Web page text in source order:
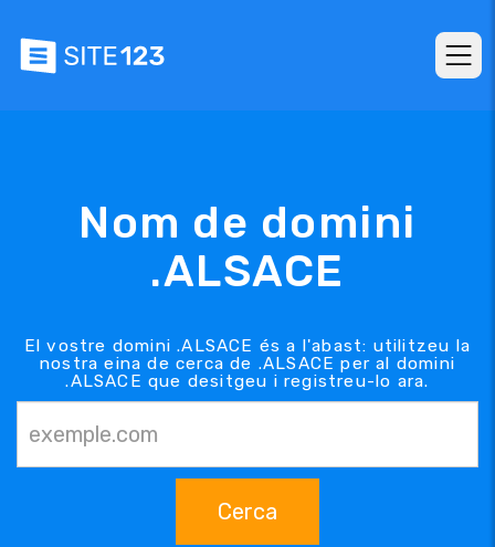
Nom de domini
.ALSACE
El vostre domini .ALSACE és a l'abast: utilitzeu la
nostra eina de cerca de .ALSACE per al domini
.ALSACE que desitgeu i registreu-lo ara.
Cerca